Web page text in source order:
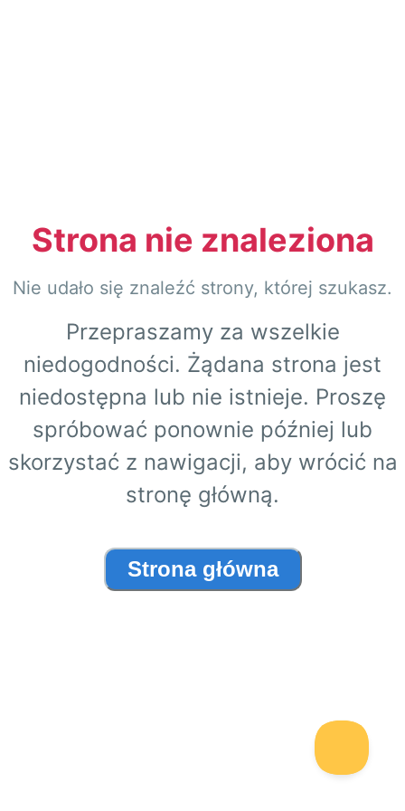
Strona nie znaleziona
Nie udało się znaleźć strony, której szukasz.
Przepraszamy za wszelkie
niedogodności. Żądana strona jest
niedostępna lub nie istnieje. Proszę
spróbować ponownie później lub
skorzystać z nawigacji, aby wrócić na
stronę główną.
Strona główna